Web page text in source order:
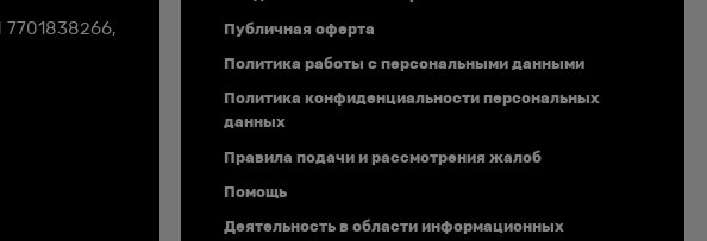
7701838266,
Публичная оферта
Политика работы с персональными данными
Политика конфиденциальности персональных
данных
Правила подачи и рассмотрения жалоб
Помощь
Деятельность в области информационных
Перенесём ваш сайт бесплатно от
другого провайдера и подарим 3